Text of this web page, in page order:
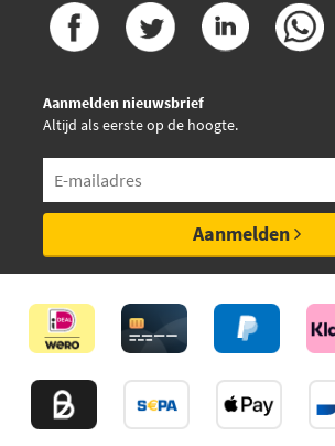
Aanmelden nieuwsbrief
Altijd als eerste op de hoogte.
Aanmelden